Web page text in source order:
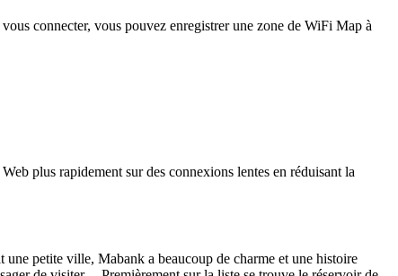
connecter, vous pouvez enregistrer une zone de WiFi Map à
plus rapidement sur des connexions lentes en réduisant la
petite ville, Mabank a beaucoup de charme et une histoire